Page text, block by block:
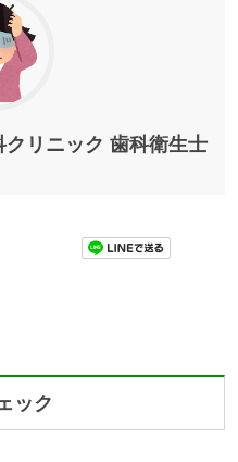
クリニック 歯科衛生士
ック